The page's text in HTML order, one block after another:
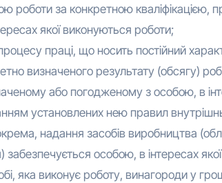
роботи за конкретною
якої виконуються роботи;
праці, що носить постійний
визначеного результату (обсягу)
або погодженому з особою, в
установлених нею правил
надання засобів виробництва
особою, в інтересах
яка виконує роботу, винагороди у